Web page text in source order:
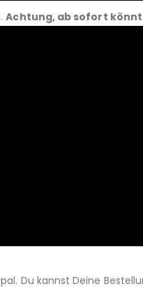
Achtung, ab sofort könnt
Du kannst Deine